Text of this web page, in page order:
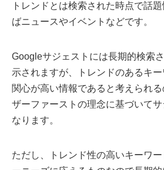
トレンドとは検索された時点で話
ばニュースやイベントなどです。
Googleサジェストには長期的検索
示されますが、トレンドのあるキ
関心が高い情報であると考えられ
ザーファーストの理念に基づいてサ
なります。
ただし、トレンド性の高いキーワ